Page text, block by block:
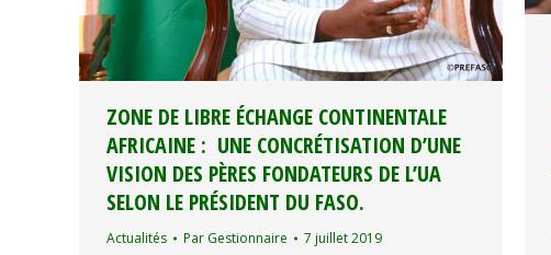
ZONE DE LIBRE ÉCHANGE CONTINENTALE
AFRICAINE : UNE CONCRÉTISATION D’UNE
VISION DES PÈRES FONDATEURS DE L’UA
SELON LE PRÉSIDENT DU FASO.
Actualités Par Gestionnaire 7 juillet 2019